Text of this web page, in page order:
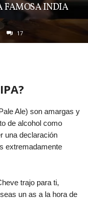
FAMOSA INDIA
17
Ale) son amargas y
de alcohol como
una declaración
extremadamente
trajo para ti,
un as a la hora de